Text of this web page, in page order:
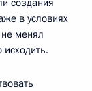
в условиях
менял